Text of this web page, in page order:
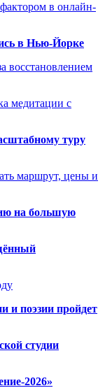
в онлайн-
в Нью-Йорке
восстановлением
медитации с
туру
маршрут, цены и
на большую
и поэзии пройдет
студии
2026»